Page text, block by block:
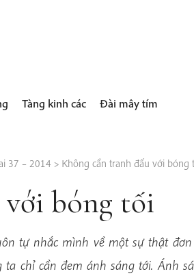
Tàng kinh các Đài mây tím
37 – 2014 > Không cần tranh đấu với bóng
với bóng tối
tự nhắc mình về một sự thật
chỉ cần đem ánh sáng tới. Ánh